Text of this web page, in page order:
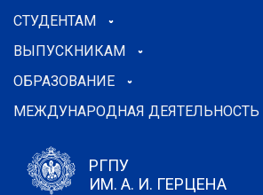
СТУДЕНТАМ
ВЫПУСКНИКАМ
ОБРАЗОВАНИЕ
МЕЖДУНАРОДНАЯ ДЕЯТЕЛЬНОСТЬ
РГПУ
ИМ. А. И. ГЕРЦЕНА